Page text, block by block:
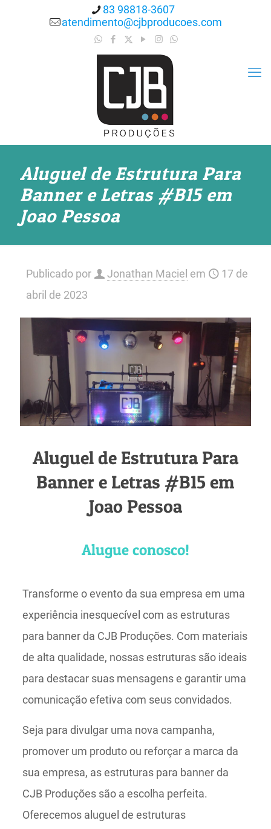
83 98818-3607
atendimento@cjbproducoes.com
Aluguel de Estrutura Para
Banner e Letras #B15 em
Joao Pessoa
Publicado por Jonathan Maciel em
17 de
abril de 2023
Aluguel de Estrutura Para
Banner e Letras #B15 em
Joao Pessoa
Alugue conosco!
Transforme o evento da sua empresa em uma
experiência inesquecível com as estruturas
para banner da CJB Produções. Com materiais
de alta qualidade, nossas estruturas são ideais
para destacar suas mensagens e garantir uma
comunicação efetiva com seus convidados.
Seja para divulgar uma nova campanha,
promover um produto ou reforçar a marca da
sua empresa, as estruturas para banner da
CJB Produções são a escolha perfeita.
Oferecemos aluguel de estruturas